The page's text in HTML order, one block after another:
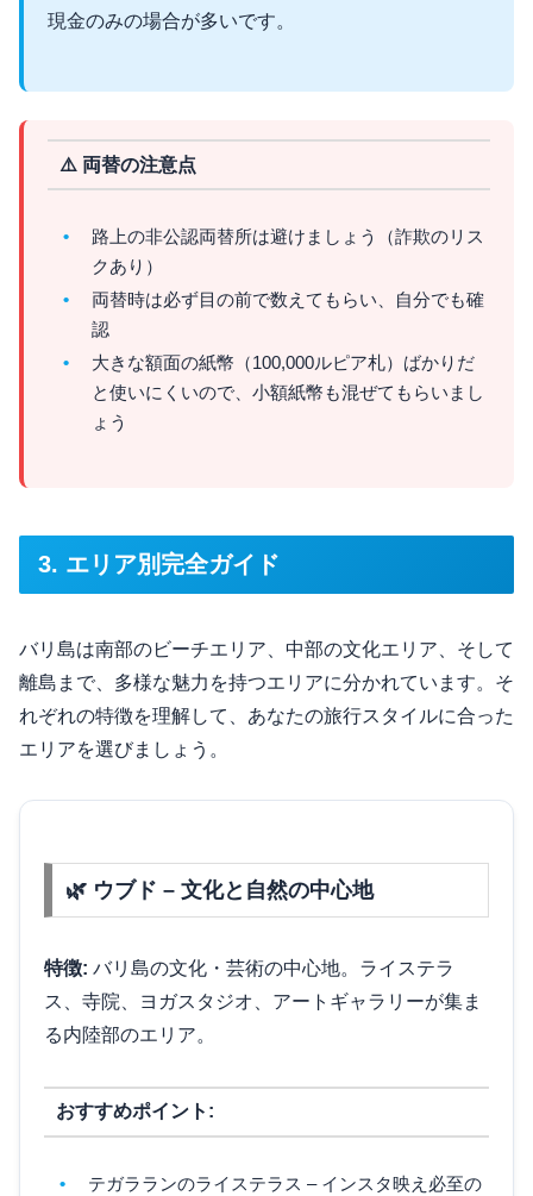
現金のみの場合が多いです。
⚠️ 両替の注意点
路上の非公認両替所は避けましょう（詐欺のリス
クあり）
両替時は必ず目の前で数えてもらい、自分でも確
認
大きな額面の紙幣（100,000ルピア札）ばかりだ
と使いにくいので、小額紙幣も混ぜてもらいまし
ょう
3. エリア別完全ガイド
バリ島は南部のビーチエリア、中部の文化エリア、そして
離島まで、多様な魅力を持つエリアに分かれています。そ
れぞれの特徴を理解して、あなたの旅行スタイルに合った
エリアを選びましょう。
🌿 ウブド – 文化と自然の中心地
特徴: バリ島の文化・芸術の中心地。ライステラ
ス、寺院、ヨガスタジオ、アートギャラリーが集ま
る内陸部のエリア。
おすすめポイント:
テガラランのライステラス – インスタ映え必至の